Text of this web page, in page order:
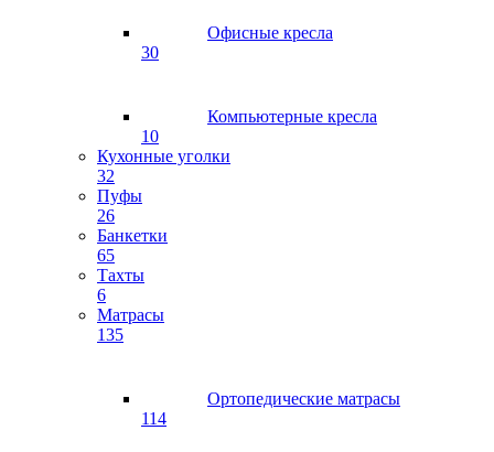
Офисные кресла
30
Компьютерные кресла
10
Кухонные уголки
32
Пуфы
26
Банкетки
65
Тахты
6
Матрасы
135
Ортопедические матрасы
114